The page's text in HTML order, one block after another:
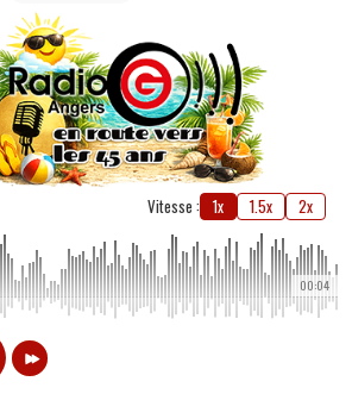
Vitesse : 1x 1.5x 2x
00:04